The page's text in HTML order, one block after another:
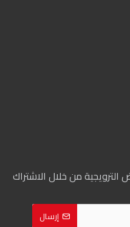
الترويجية من خلال الاشتراك
إرسال